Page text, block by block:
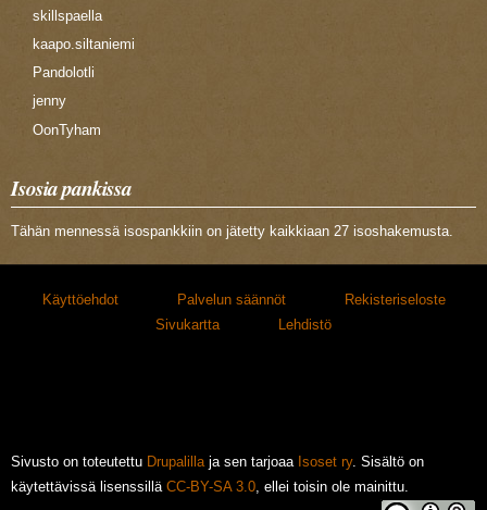
skillspaella
kaapo.siltaniemi
Pandolotli
jenny
OonTyham
Isosia pankissa
Tähän mennessä isospankkiin on jätetty kaikkiaan 27 isoshakemusta.
Käyttöehdot Palvelun säännöt
Rekisteriseloste
Sivukartta
Lehdistö
Sivusto on toteutettu Drupalillaja sen tarjoaa Isoset ry. Sisältö on
käytettävissä lisenssillä CC-BY-SA 3.0, ellei toisin ole mainittu.